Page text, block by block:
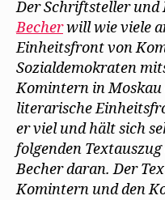
Der Schriftsteller und
Becherwill wie viele
Einheitsfront von
Sozialdemokraten
Komintern in
literarische
er viel und hält sich
folgenden
Becher daran. Der
Komintern und den